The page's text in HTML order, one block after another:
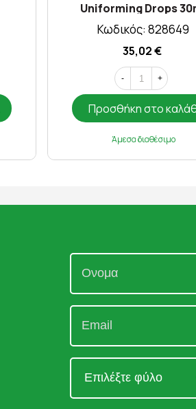
Uniforming Drops
Κωδικός: 828649
35,02 €
- +
Προσθήκη στο
Άμεσα διαθέσιμο